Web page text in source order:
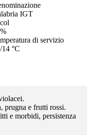
IGT
di servizio
14 °C
prugna e frutti rossi.
e morbidi, persistenza